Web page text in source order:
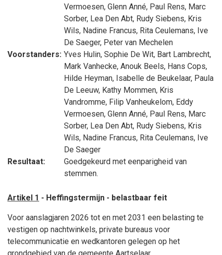
Vermoesen, Glenn Anné, Paul Rens, Marc
Sorber, Lea Den Abt, Rudy Siebens, Kris
Wils, Nadine Francus, Rita Ceulemans, Ive
De Saeger, Peter van Mechelen
Voorstanders: Yves Hulin, Sophie De Wit, Bart Lambrecht,
Mark Vanhecke, Anouk Beels, Hans Cops,
Hilde Heyman, Isabelle de Beukelaar, Paula
De Leeuw, Kathy Mommen, Kris
Vandromme, Filip Vanheukelom, Eddy
Vermoesen, Glenn Anné, Paul Rens, Marc
Sorber, Lea Den Abt, Rudy Siebens, Kris
Wils, Nadine Francus, Rita Ceulemans, Ive
De Saeger
Resultaat:
Goedgekeurd met eenparigheid van
stemmen.
Artikel 1 - Heffingstermijn - belastbaar feit
Voor aanslagjaren 2026 tot en met 2031 een belasting te
vestigen op nachtwinkels, private bureaus voor
telecommunicatie en wedkantoren gelegen op het